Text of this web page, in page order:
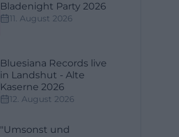
Bladenight Party 2026
11. August 2026
Bluesiana Records live
in Landshut - Alte
Kaserne 2026
12. August 2026
"Umsonst und